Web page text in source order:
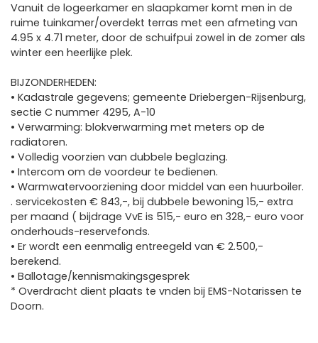
Vanuit de logeerkamer en slaapkamer komt men in de
ruime tuinkamer/overdekt terras met een afmeting van
4.95 x 4.71 meter, door de schuifpui zowel in de zomer als
winter een heerlijke plek.
BIJZONDERHEDEN:
• Kadastrale gegevens; gemeente Driebergen-Rijsenburg,
sectie C nummer 4295, A-10
• Verwarming: blokverwarming met meters op de
radiatoren.
• Volledig voorzien van dubbele beglazing.
• Intercom om de voordeur te bedienen.
• Warmwatervoorziening door middel van een huurboiler.
. servicekosten € 843,-, bij dubbele bewoning 15,- extra
per maand ( bijdrage VvE is 515,- euro en 328,- euro voor
onderhouds-reservefonds.
• Er wordt een eenmalig entreegeld van € 2.500,-
berekend.
• Ballotage/kennismakingsgesprek
* Overdracht dient plaats te vnden bij EMS-Notarissen te
Doorn.